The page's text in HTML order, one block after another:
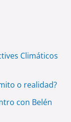
Climáticos
o realidad?
con Belén